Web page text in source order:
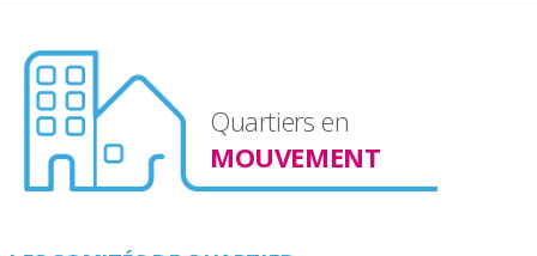
Quartiers en
MOUVEMENT